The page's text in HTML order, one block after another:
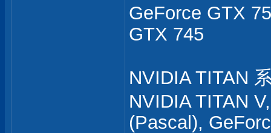
GeForce GTX
GTX 745
NVIDIA TITAN
NVIDIA TITAN
(Pascal),